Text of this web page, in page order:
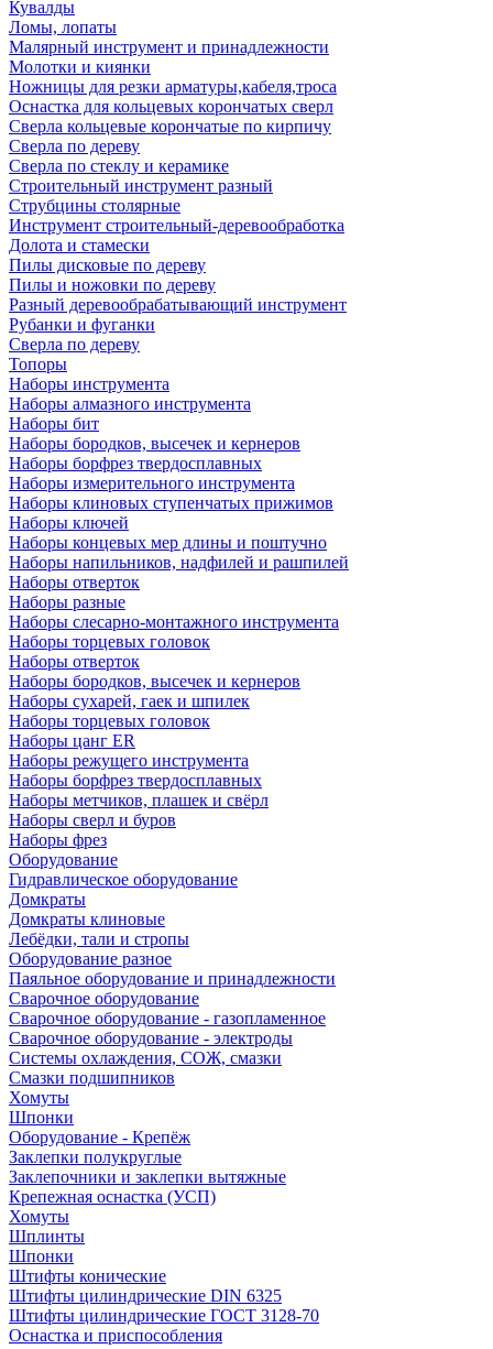
Кувалды
Ломы, лопаты
Малярный инструмент и принадлежности
Молотки и киянки
Ножницы для резки арматуры,кабеля,троса
Оснастка для кольцевых корончатых сверл
Сверла кольцевые корончатые по кирпичу
Сверла по дереву
Сверла по стеклу и керамике
Строительный инструмент разный
Струбцины столярные
Инструмент строительный-деревообработка
Долота и стамески
Пилы дисковые по дереву
Пилы и ножовки по дереву
Разный деревообрабатывающий инструмент
Рубанки и фуганки
Сверла по дереву
Топоры
Наборы инструмента
Наборы алмазного инструмента
Наборы бит
Наборы бородков, высечек и кернеров
Наборы борфрез твердосплавных
Наборы измерительного инструмента
Наборы клиновых ступенчатых прижимов
Наборы ключей
Наборы концевых мер длины и поштучно
Наборы напильников, надфилей и рашпилей
Наборы отверток
Наборы разные
Наборы слесарно-монтажного инструмента
Наборы торцевых головок
Наборы отверток
Наборы бородков, высечек и кернеров
Наборы сухарей, гаек и шпилек
Наборы торцевых головок
Наборы цанг ER
Наборы режущего инструмента
Наборы борфрез твердосплавных
Наборы метчиков, плашек и свёрл
Наборы сверл и буров
Наборы фрез
Оборудование
Гидравлическое оборудование
Домкраты
Домкраты клиновые
Лебёдки, тали и стропы
Оборудование разное
Паяльное оборудование и принадлежности
Сварочное оборудование
Сварочное оборудование - газопламенное
Сварочное оборудование - электроды
Системы охлаждения, СОЖ, смазки
Смазки подшипников
Хомуты
Шпонки
Оборудование - Крепёж
Заклепки полукруглые
Заклепочники и заклепки вытяжные
Крепежная оснастка (УСП)
Хомуты
Шплинты
Шпонки
Штифты конические
Штифты цилиндрические DIN 6325
Штифты цилиндрические ГОСТ 3128-70
Оснастка и приспособления